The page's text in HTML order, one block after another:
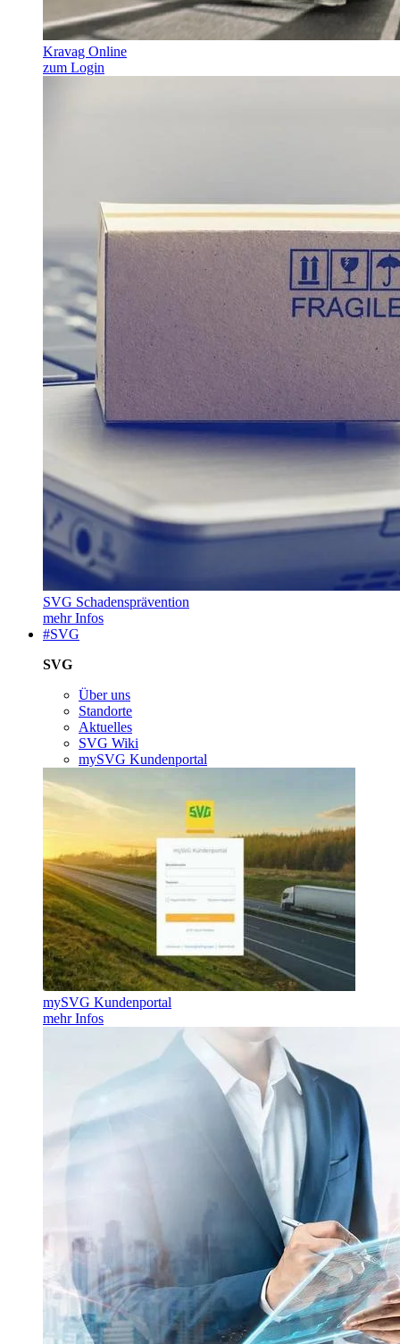
Kravag Online
zum Login
SVG Schadensprävention
mehr Infos
#SVG
SVG
Über uns
Standorte
Aktuelles
SVG Wiki
mySVG Kundenportal
mySVG Kundenportal
mehr Infos